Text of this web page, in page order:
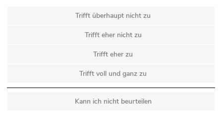
Trifft überhaupt nicht zu
Trifft eher nicht zu
Trifft eher zu
Trifft voll und ganz zu
Kann ich nicht beurteilen